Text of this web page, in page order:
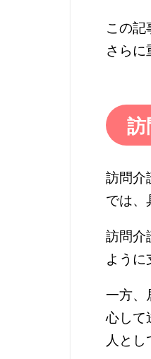
この記
さらに
訪
訪問介
では、
訪問介
ように
一方、
心して
人とし